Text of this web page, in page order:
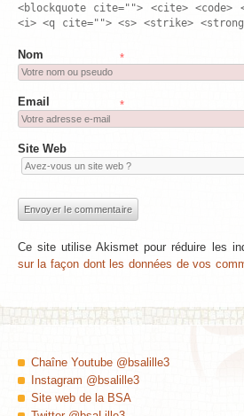
<blockquote cite=""> <cite> <code>
<i> <q cite=""> <s> <strike>
Nom *
Email *
Site Web
Ce site utilise Akismet pour réduire les
sur la façon dont les données de vos
Chaîne Youtube @bsalille3
Instagram @bsalille3
Site web de la BSA